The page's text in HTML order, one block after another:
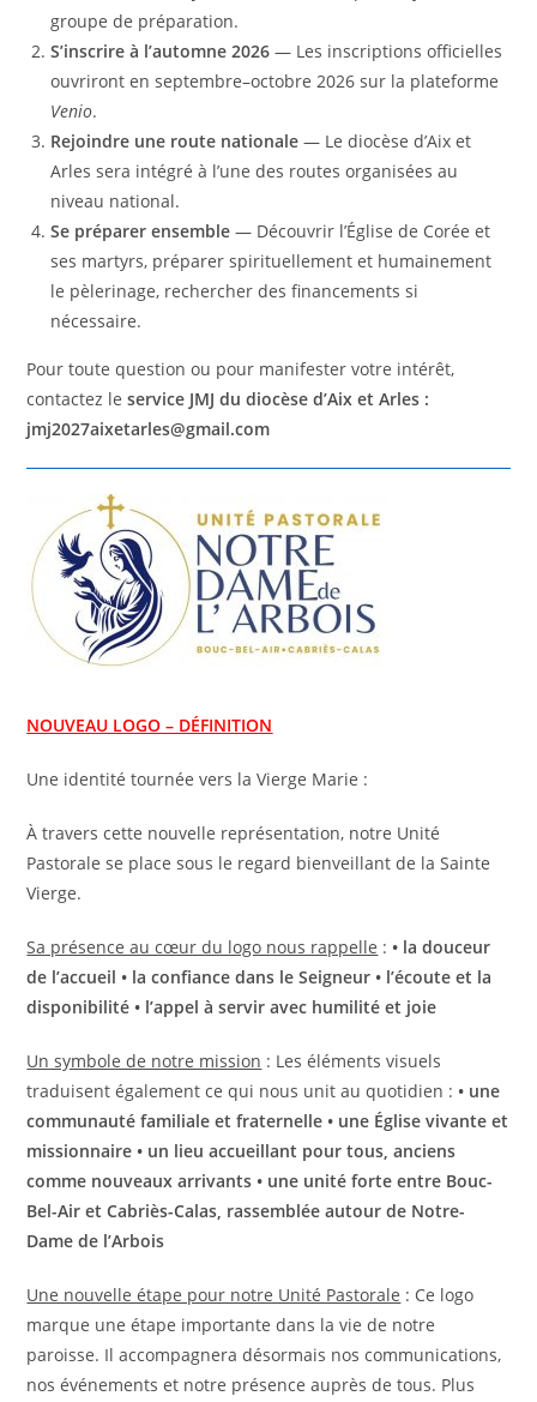
groupe de préparation.
S’inscrire à l’automne 2026 — Les inscriptions officielles
ouvriront en septembre–octobre 2026 sur la plateforme
Venio.
Rejoindre une route nationale — Le diocèse d’Aix et
Arles sera intégré à l’une des routes organisées au
niveau national.
Se préparer ensemble — Découvrir l’Église de Corée et
ses martyrs, préparer spirituellement et humainement
le pèlerinage, rechercher des financements si
nécessaire.
Pour toute question ou pour manifester votre intérêt,
contactez leservice JMJ du diocèse d’Aix et Arles :
jmj2027aixetarles@gmail.com
NOUVEAU LOGO – DÉFINITION
Une identité tournée vers la Vierge Marie :
À travers cette nouvelle représentation, notre Unité
Pastorale se place sous le regard bienveillant de la Sainte
Vierge.
Sa présence au cœur du logo nous rappelle : • la douceur
de l’accueil • la confiance dans le Seigneur • l’écoute et la
disponibilité • l’appel à servir avec humilité et joie
Un symbole de notre mission : Les éléments visuels
traduisent également ce qui nous unit au quotidien : • une
communauté familiale et fraternelle • une Église vivante et
missionnaire • un lieu accueillant pour tous, anciens
comme nouveaux arrivants • une unité forte entre Bouc-
Bel-Air et Cabriès-Calas, rassemblée autour de Notre-
Dame de l’Arbois
Une nouvelle étape pour notre Unité Pastorale : Ce logo
marque une étape importante dans la vie de notre
paroisse. Il accompagnera désormais nos communications,
nos événements et notre présence auprès de tous. Plus